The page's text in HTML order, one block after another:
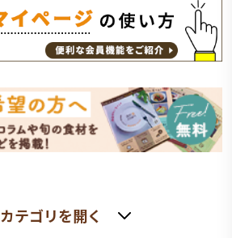
カテゴリを開く